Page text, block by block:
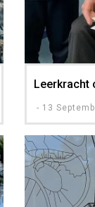
Leerkracht
- 13